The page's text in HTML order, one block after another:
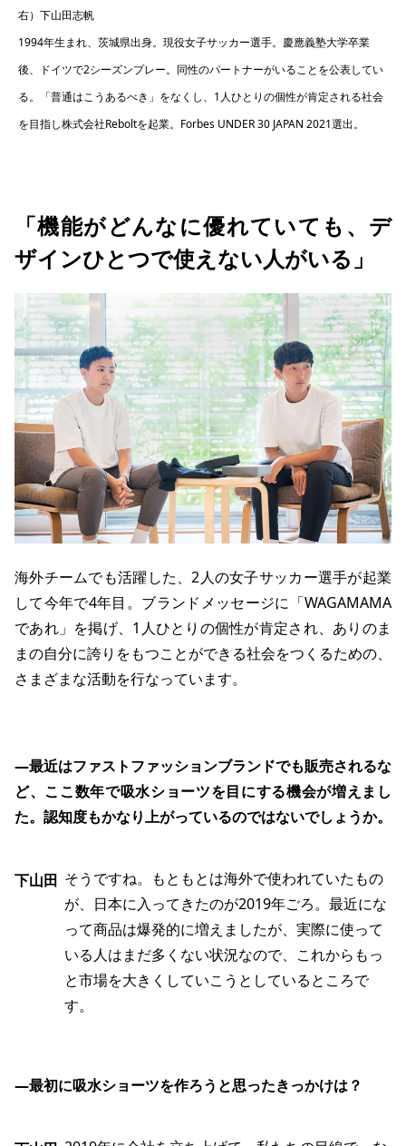
右）下山田志帆
1994年生まれ、茨城県出身。現役女子サッカー選手。慶應義塾大学卒業
後、ドイツで2シーズンプレー。同性のパートナーがいることを公表してい
る。「普通はこうあるべき」をなくし、1人ひとりの個性が肯定される社会
を目指し株式会社Reboltを起業。Forbes UNDER 30 JAPAN 2021選出。
「機能がどんなに優れていても、デ
ザインひとつで使えない人がいる」
海外チームでも活躍した、2人の女子サッカー選手が起業
して今年で4年目。ブランドメッセージに「WAGAMAMA
であれ」を掲げ、1人ひとりの個性が肯定され、ありのま
まの自分に誇りをもつことができる社会をつくるための、
さまざまな活動を行なっています。
―最近はファストファッションブランドでも販売されるな
ど、ここ数年で吸水ショーツを目にする機会が増えまし
た。認知度もかなり上がっているのではないでしょうか。
下山田 そうですね。もともとは海外で使われていたもの
が、日本に入ってきたのが2019年ごろ。最近にな
って商品は爆発的に増えましたが、実際に使って
いる人はまだ多くない状況なので、これからもっ
と市場を大きくしていこうとしているところで
す。
―最初に吸水ショーツを作ろうと思ったきっかけは？